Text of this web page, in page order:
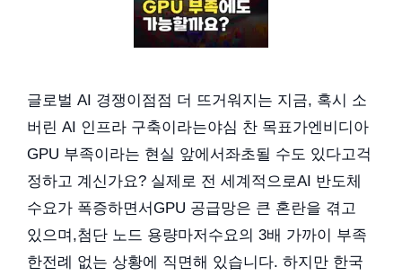
글로벌 AI 경쟁이점점 더 뜨거워지는 지금, 혹시 소
버린 AI 인프라 구축이라는야심 찬 목표가엔비디아
GPU 부족이라는 현실 앞에서좌초될 수도 있다고걱
정하고 계신가요? 실제로 전 세계적으로AI 반도체
수요가 폭증하면서GPU 공급망은 큰 혼란을 겪고
있으며,첨단 노드 용량마저수요의 3배 가까이 부족
한전례 없는 상황에 직면해 있습니다. 하지만 한국